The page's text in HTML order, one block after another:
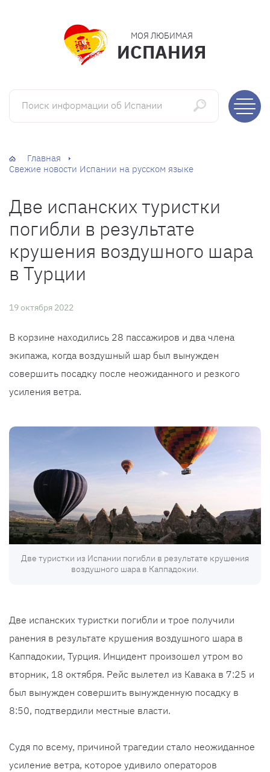
МОЯ ЛЮБИМАЯ
ИСПАНИЯ
Поиск информации об Испании
Главная
Свежие новости Испании на русском языке
Две испанских туристки
погибли в результате
крушения воздушного шара
в Турции
19 октября 2022
В корзине находились 28 пассажиров и два члена
экипажа, когда воздушный шар был вынужден
совершить посадку после неожиданного и резкого
усиления ветра.
Две туристки из Испании погибли в результате крушения
воздушного шара в Каппадокии.
Две испанских туристки погибли и трое получили
ранения в результате крушения воздушного шара в
Каппадокии, Турция. Инцидент произошел утром во
вторник, 18 октября. Рейс вылетел из Кавака в 7:25 и
был вынужден совершить вынужденную посадку в
8:50, подтвердили местные власти.
Судя по всему, причиной трагедии стало неожиданное
усиление ветра, которое удивило операторов